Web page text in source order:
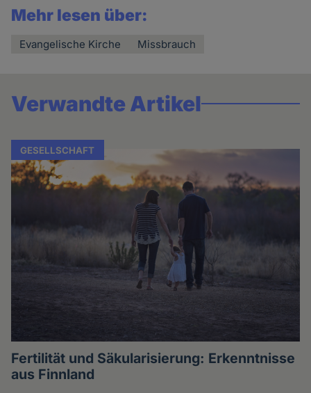
Mehr lesen über:
Evangelische Kirche Missbrauch
Verwandte Artikel
GESELLSCHAFT
Fertilität und Säkularisierung: Erkenntnisse
aus Finnland